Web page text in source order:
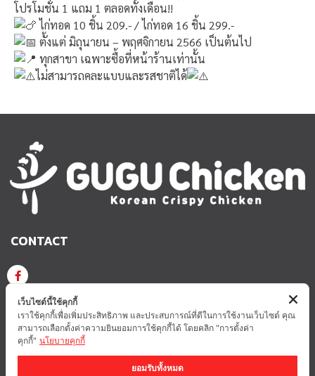
โปรโมชั่น 1 แถม 1 ตลอดทั้งเดือน!!
ไก่ทอด 10 ชิ้น 209.- / ไก่ทอด 16 ชิ้น 299.-
ตั้งแต่ มิถุนายน – พฤศจิกายน 2566 เป็นต้นไป
ทุกสาขา เฉพาะซื้อที่หน้าร้านเท่านั้น
ไม่สามารถคละแบบและรสชาติได้
CONTACT
GUGU CHICKEN KOREAN CRISPY CHICKEN
GUGUCHICKEN.OFFICIAL
เว็บไซต์นี้ใช้คุกกี้
เราใช้คุกกี้เพื่อเพิ่มประสิทธิภาพ และประสบการณ์ที่ดีในการใช้งานเว็บไซต์ คุณ
สามารถเลือกตั้งค่าความยินยอมการใช้คุกกี้ได้ โดยคลิก "การตั้งค่า
คุกกี้" นโยบายคุกกี้
ยอมรับทั้งหมด